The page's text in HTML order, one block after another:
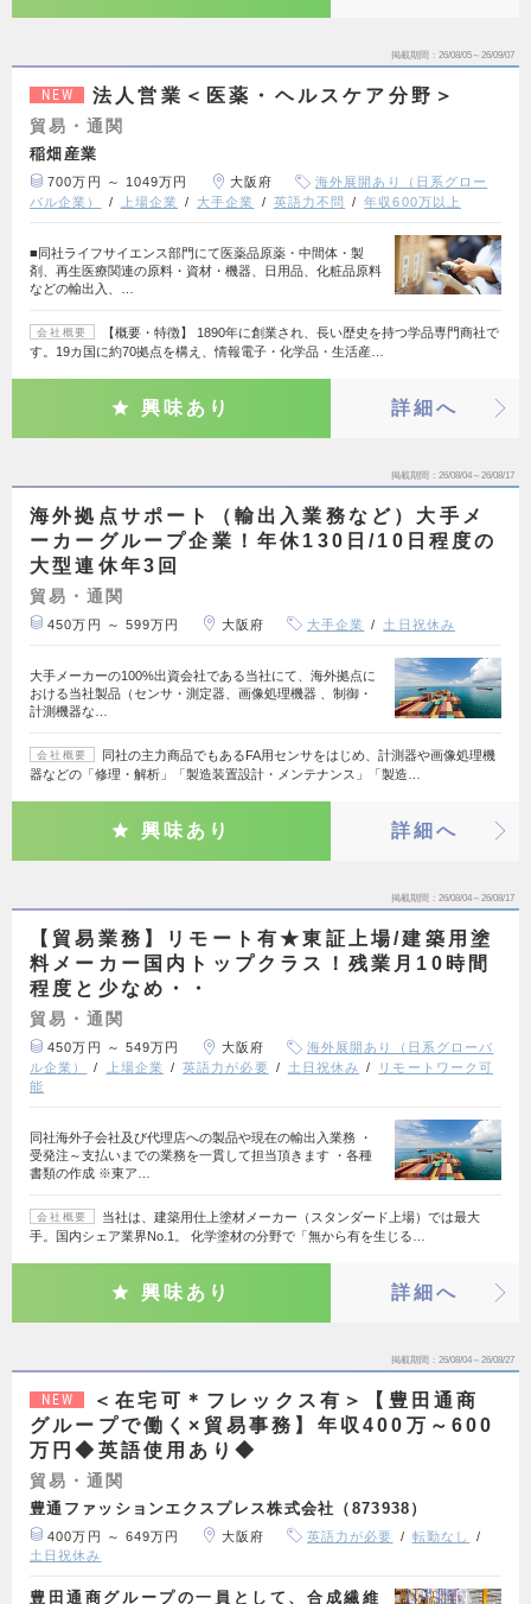
掲載期間 26/08/05～26/09/07
NEW 法人営業＜医薬・ヘルスケア分野＞
貿易・通関
稲畑産業
700万円 ～ 1049万円 大阪府
海外展開あり（日系グロー
バル企業）
上場企業 大手企業 英語力不問 年収600万以上
■同社ライフサイエンス部門にて医薬品原薬・中間体・製
剤、再生医療関連の原料・資材・機器、日用品、化粧品原料
などの輸出入、…
会社概要
【概要・特徴】 1890年に創業され、長い歴史を持つ学品専門商社で
す。19カ国に約70拠点を構え、情報電子・化学品・生活産…
興味あり 詳細へ
掲載期間 26/08/04～26/08/17
海外拠点サポート（輸出入業務など）大手メ
ーカーグループ企業！年休130日/10日程度の
大型連休年3回
貿易・通関
450万円 ～ 599万円 大阪府 大手企業 土日祝休み
大手メーカーの100%出資会社である当社にて、海外拠点に
おける当社製品（センサ・測定器、画像処理機器 、制御・
計測機器な…
会社概要
同社の主力商品でもあるFA用センサをはじめ、計測器や画像処理機
器などの「修理・解析」「製造装置設計・メンテナンス」「製造…
興味あり 詳細へ
掲載期間 26/08/04～26/08/17
【貿易業務】リモート有★東証上場/建築用塗
料メーカー国内トップクラス！残業月10時間
程度と少なめ・・
貿易・通関
450万円 ～ 549万円 大阪府
海外展開あり（日系グローバ
ル企業）
上場企業 英語力が必要 土日祝休み
リモートワーク可
能
同社海外子会社及び代理店への製品や現在の輸出入業務 ・
受発注～支払いまでの業務を一貫して担当頂きます ・各種
書類の作成 ※東ア…
会社概要
当社は、建築用仕上塗材メーカー（スタンダード上場）では最大
手。国内シェア業界No.1。 化学塗材の分野で「無から有を生じる…
興味あり 詳細へ
掲載期間 26/08/04～26/08/27
NEW
＜在宅可＊フレックス有＞【豊田通商
グループで働く×貿易事務】年収400万～600
万円◆英語使用あり◆
貿易・通関
豊通ファッションエクスプレス株式会社（873938）
400万円 ～ 649万円 大阪府 英語力が必要
転勤なし
土日祝休み
豊田通商グループの一員として、合成繊維